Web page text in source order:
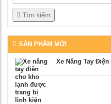
Tìm kiếm
SẢN PHẨM MỚI
Xe Nâng Tay